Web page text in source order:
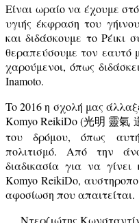
Είναι ωραίο να έχουμε
υγιής έκφραση του
και διδάσκουμε το Ρέικι
θεραπεύσουμε τον εαυτό
χαρούμενοι, όπως
Inamoto.
To 2016 η σχολή μας
Komyo ReikiDo (光明 靈氣
του δρόμου, όπως
πολιτισμό. Από την
διαδικασία για να
Komyo ReikiDo,
αφοσίωση που απαιτείται.
Ντερζιώτης